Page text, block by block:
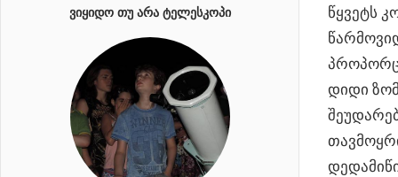
წყვეტს
დიდი
ᲕᲘᲧᲘᲓᲝ ᲗᲣ ᲐᲠᲐ ᲢᲔᲚᲔᲡᲙᲝᲞᲘ